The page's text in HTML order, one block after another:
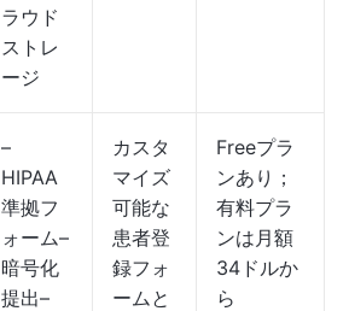
ラウド
ストレ
ージ
–
HIPAA
準拠フ
ォーム–
暗号化
提出–
カスタ
マイズ
可能な
患者登
録フォ
ームと
Freeプラ
ンあり；
有料プラ
ンは月額
34ドルか
ら